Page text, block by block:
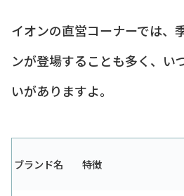
イオンの直営コーナーでは、
ンが登場することも多く、い
いがありますよ。
ブランド名 特徴